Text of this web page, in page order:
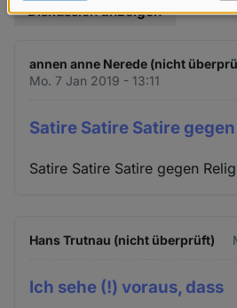
Diskussion anzeigen
annen anne Nerede (nicht
Mo. 7 Jan 2019 - 13:11
Satire Satire Satire gegen
Satire Satire Satire gegen
Hans Trutnau (nicht überprüft)
Ich sehe (!) voraus, dass
Daten
Cookies